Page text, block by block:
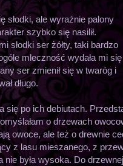
słodki, ale wyraźnie palony
szybko się nasilił.
słodki ser żółty, taki bardzo
mleczność wydała mi się
ser zmienił się w twaróg i
długo.
się po ich debiutach.
o drzewach
owoce, ale też o drewnie
z lasu mieszanego, z
nie była wysoka. Do